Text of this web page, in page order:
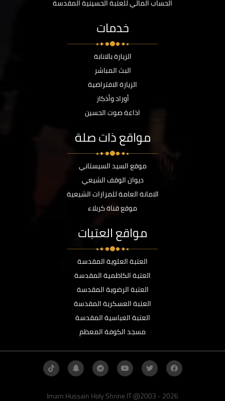
الحساب المالي للعتبة الحسينية المقدسة
خدمات
الزيارة بالانابة
البث المباشر
الزيارة الافتراضية
أوراد وأذكار
اذاعة صوت الحسين
مواقع ذات صلة
موقع السيد السيستاني
ديوان الوقف الشيعي
الامانة العامة للمزارات الشيعية
موقع قناة كربلاء
مواقع العتبات
العتبة العلوية المقدسة
العتبة الكاظمية المقدسة
العتبة الرضوية المقدسة
العتبة العسكرية المقدسة
العتبة العباسية المقدسة
مسجد الكوفة المعظم
Imam Hussain Holy Shrine IT @2003 - 2026